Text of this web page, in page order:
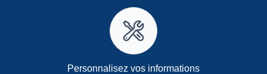
Personnalisez vos informations